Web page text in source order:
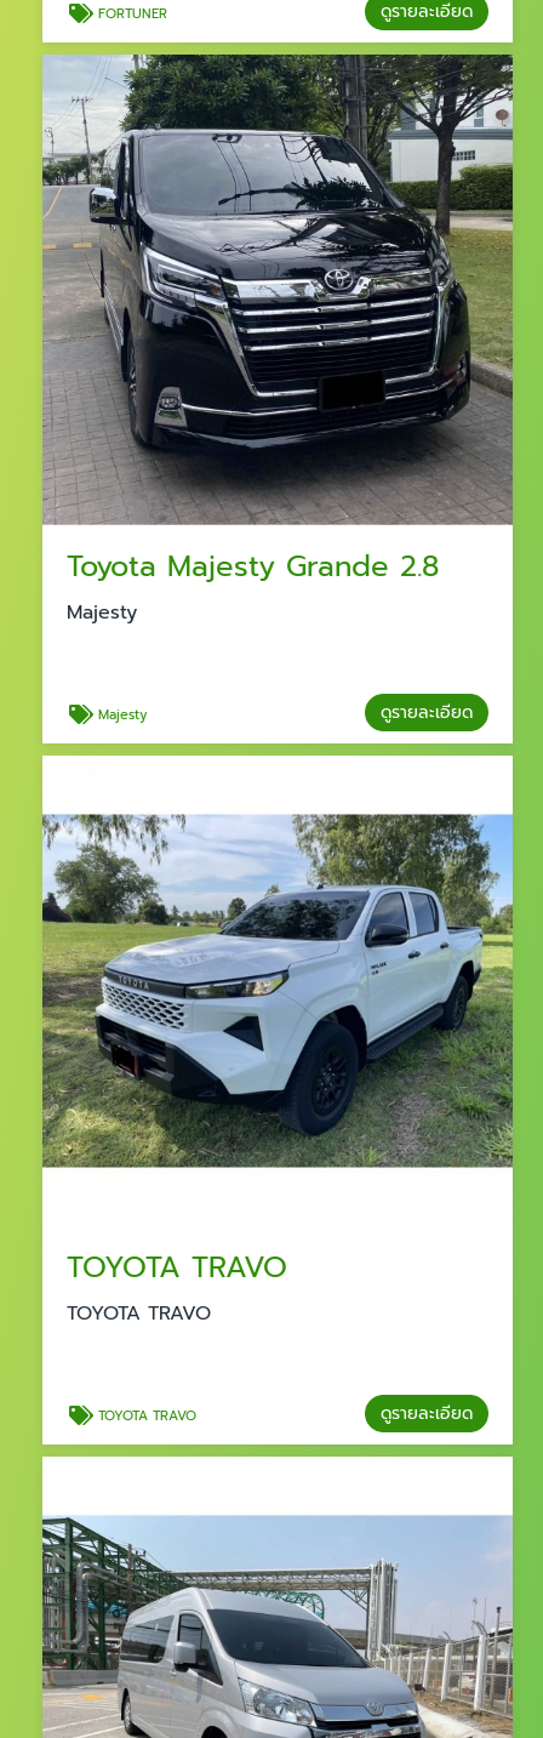
FORTUNER ดูรายละเอียด
Toyota Majesty Grande 2.8
Majesty
Majesty ดูรายละเอียด
TOYOTA TRAVO
TOYOTA TRAVO
TOYOTA TRAVO ดูรายละเอียด